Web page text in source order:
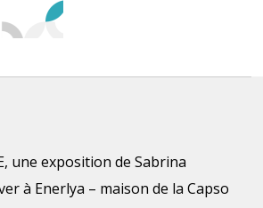
une exposition de Sabrina
à Enerlya – maison de la Capso